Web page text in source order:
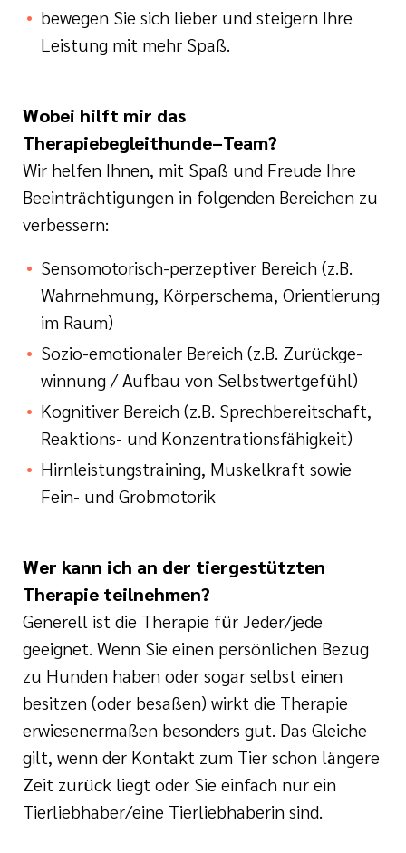
bewegen Sie sich lieber und steigern Ihre
Leistung mit mehr Spaß.
Wobei hilft mir das
Therapiebegleithunde–Team?
Wir helfen Ihnen, mit Spaß und Freude Ihre
Beeinträchtigungen in folgenden Bereichen zu
verbessern:
Sensomotorisch-perzeptiver Bereich (z.B.
Wahrnehmung, Körperschema, Orientierung
im Raum)
Sozio-emotionaler Bereich (z.B. Zurückge-
winnung / Aufbau von Selbstwertgefühl)
Kognitiver Bereich (z.B. Sprechbereitschaft,
Reaktions- und Konzentrationsfähigkeit)
Hirnleistungstraining, Muskelkraft sowie
Fein- und Grobmotorik
Wer kann ich an der tiergestützten
Therapie teilnehmen?
Generell ist die Therapie für Jeder/jede
geeignet. Wenn Sie einen persönlichen Bezug
zu Hunden haben oder sogar selbst einen
besitzen (oder besaßen) wirkt die Therapie
erwiesenermaßen besonders gut. Das Gleiche
gilt, wenn der Kontakt zum Tier schon längere
Zeit zurück liegt oder Sie einfach nur ein
Tierliebhaber/eine Tierliebhaberin sind.